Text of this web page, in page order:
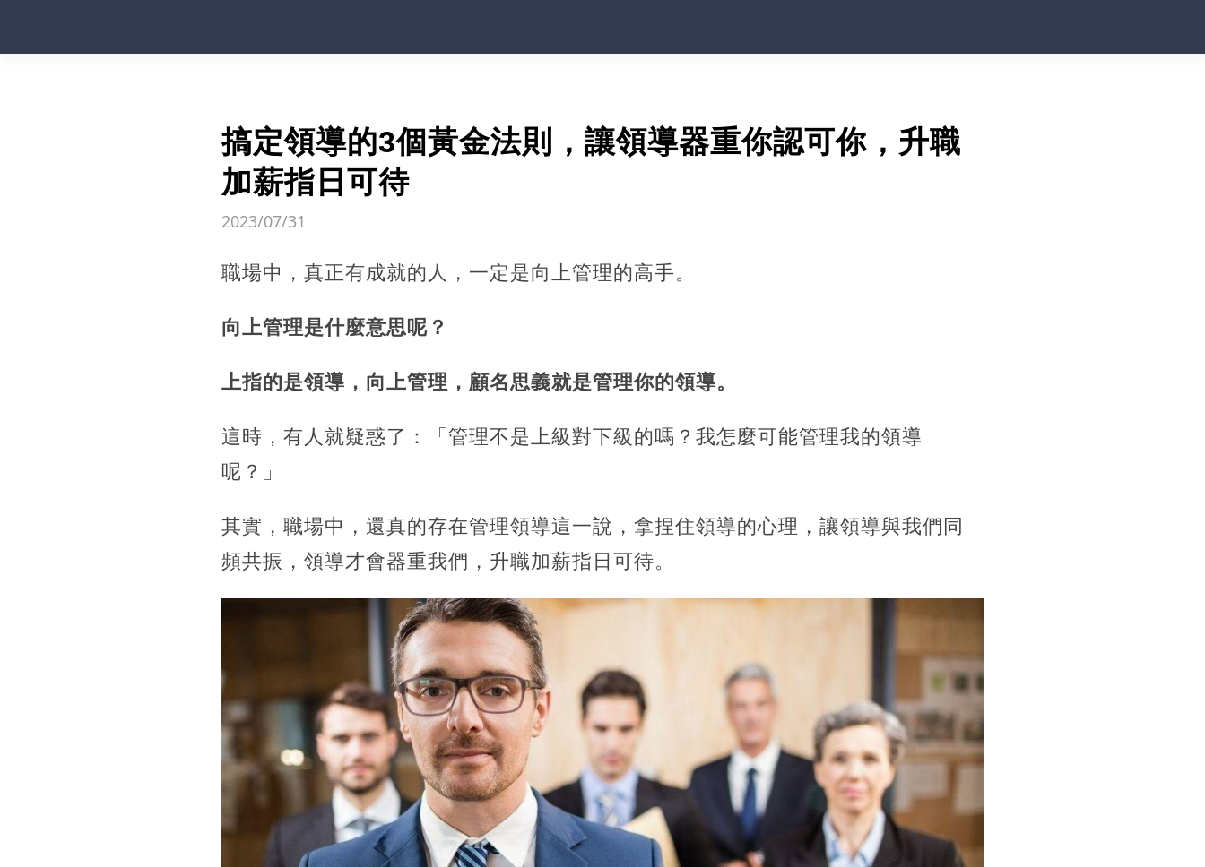
搞定領導的3個黃金法則，讓領導器重你認可你，升職
加薪指日可待
2023/07/31
職場中，真正有成就的人，一定是向上管理的高手。
向上管理是什麼意思呢？
上指的是領導，向上管理，顧名思義就是管理你的領導。
這時，有人就疑惑了：「管理不是上級對下級的嗎？我怎麼可能管理我的領導
呢？」
其實，職場中，還真的存在管理領導這一說，拿捏住領導的心理，讓領導與我們同
頻共振，領導才會器重我們，升職加薪指日可待。